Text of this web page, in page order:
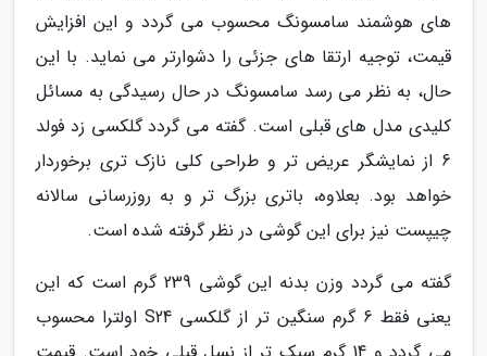
های هوشمند سامسونگ محسوب می گردد و این افزایش
قیمت، توجیه ارتقا های جزئی را دشوارتر می نماید. با این
حال، به نظر می رسد سامسونگ در حال رسیدگی به مسائل
کلیدی مدل های قبلی است. گفته می گردد گلکسی زد فولد
6 از نمایشگر عریض تر و طراحی کلی نازک تری برخوردار
خواهد بود. بعلاوه، باتری بزرگ تر و به روزرسانی سالانه
چیپست نیز برای این گوشی در نظر گرفته شده است.
گفته می گردد وزن بدنه این گوشی 239 گرم است که این
یعنی فقط 6 گرم سنگین تر از گلکسی S24 اولترا محسوب